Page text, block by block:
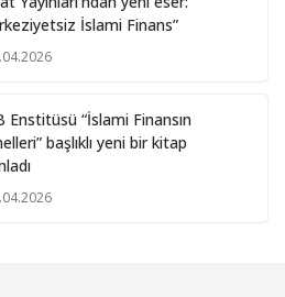
İslami Finans”
Enstitüsü “İslami Finansın
başlıklı yeni bir kitap